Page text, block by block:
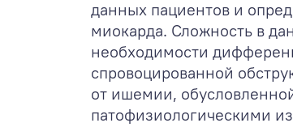
данных пациентов и
миокарда. Сложность в
необходимости
спровоцированной
от ишемии,
патофизиологическими